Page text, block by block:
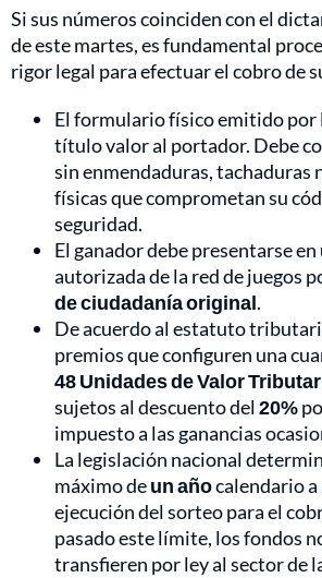
Si sus números coinciden con el
de este martes, es fundamental
rigor legal para efectuar el cobro de
El formulario físico emitido por
título valor al portador. Debe
sin enmendaduras, tachaduras
físicas que comprometan su
seguridad.
El ganador debe presentarse
autorizada de la red de juegos
de ciudadanía original.
De acuerdo al estatuto
premios que configuren una
48 Unidades de Valor
sujetos al descuento del20%
impuesto a las ganancias
La legislación nacional
máximo deun añocalendario
ejecución del sorteo para el
pasado este límite, los fondos
transfieren por ley al sector de